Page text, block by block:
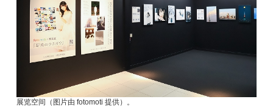
展览空间（图片由 fotomoti 提供）。